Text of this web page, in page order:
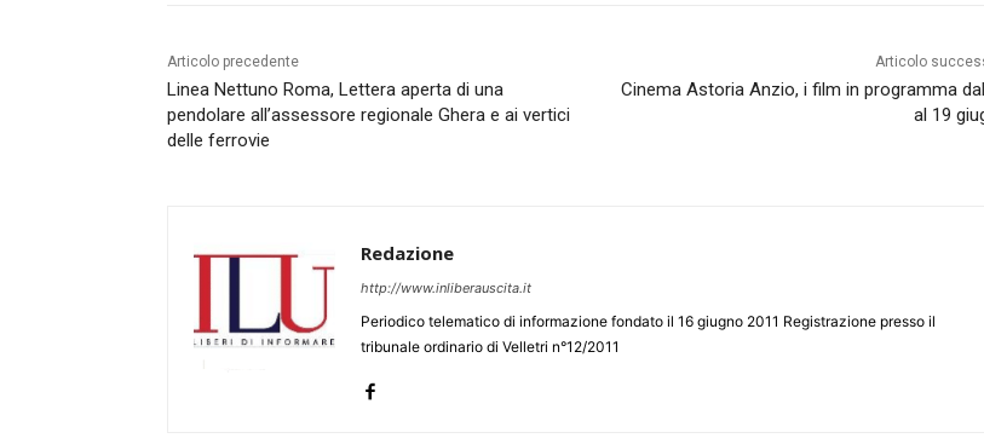
Articolo precedente
Linea Nettuno Roma, Lettera aperta di una
pendolare all’assessore regionale Ghera e ai vertici
delle ferrovie
Articolo
Cinema Astoria Anzio, i film in programma
al 19
Redazione
http://www.inliberauscita.it
Periodico telematico di informazione fondato il 16 giugno 2011 Registrazione presso il
tribunale ordinario di Velletri n°12/2011